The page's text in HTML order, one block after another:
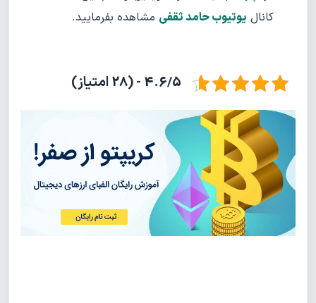
کانال یوتیوب حامد ثقفی مشاهده بفرمایید.
4.6/5 - (28 امتیاز)